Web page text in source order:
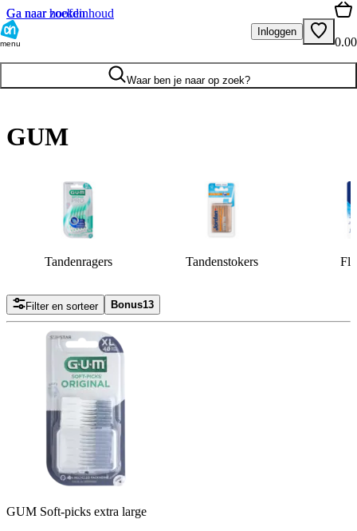
Ga naar hoofdinhoud
Ga naar zoeken
menu
Inloggen
0.00
Waar ben je naar op zoek?
GUM
Tandenragers Tandenstokers
Filter en sorteer Bonus13
GUM Soft-picks extra large